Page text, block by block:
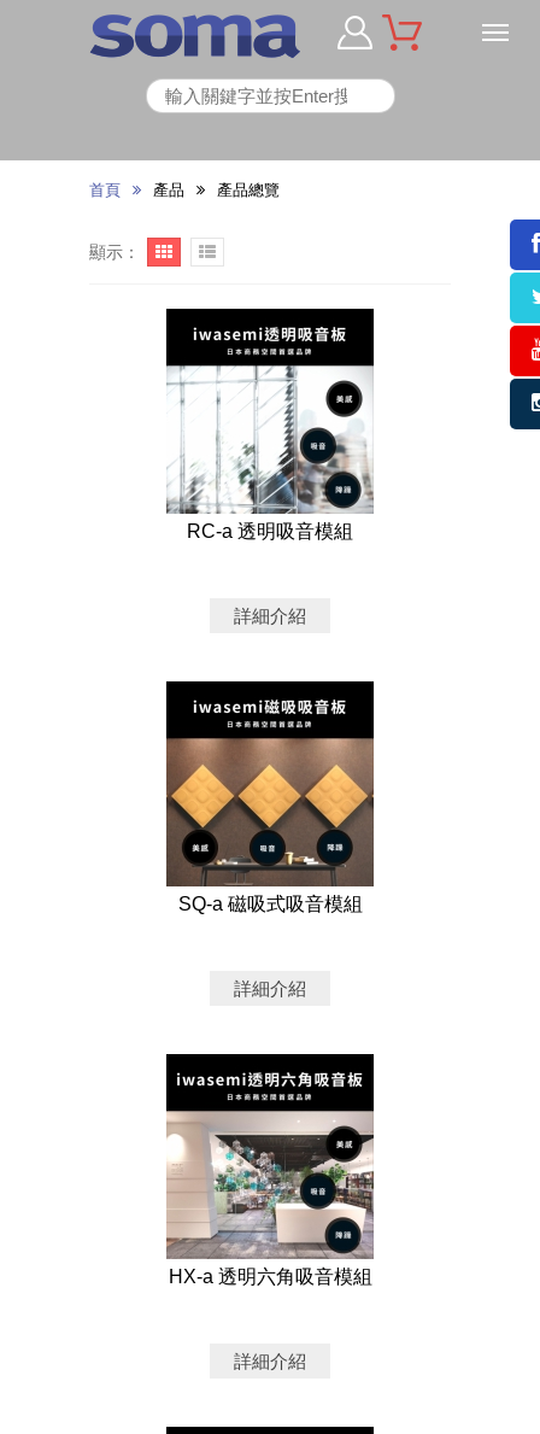
首頁 產品 產品總覽
顯示：
RC-a 透明吸音模組
詳細介紹
SQ-a 磁吸式吸音模組
詳細介紹
HX-a 透明六角吸音模組
詳細介紹